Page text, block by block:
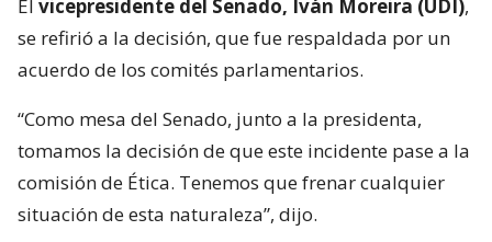
El vicepresidente del Senado, Iván Moreira (UDI),
se refirió a la decisión, que fue respaldada por un
acuerdo de los comités parlamentarios.
“Como mesa del Senado, junto a la presidenta,
tomamos la decisión de que este incidente pase a la
comisión de Ética. Tenemos que frenar cualquier
situación de esta naturaleza”, dijo.